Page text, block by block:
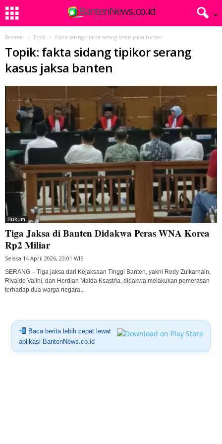
Beranda Topik Fakta sidang tipikor serang kasus jaksa banten
Topik: fakta sidang tipikor serang
kasus jaksa banten
Hukum
Tiga Jaksa di Banten Didakwa Peras WNA Korea
Rp2 Miliar
Selasa 14 April 2026, 23:01 WIB
SERANG – Tiga jaksa dari Kejaksaan Tinggi Banten, yakni Redy Zulkarnain,
Rivaldo Valini, dan Herdian Malda Ksastria, didakwa melakukan pemerasan
terhadap dua warga negara...
Baca berita lebih cepat lewat
aplikasi BantenNews.co.id